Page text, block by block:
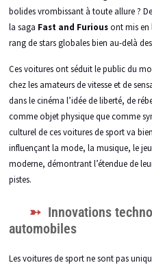
bolides vrombissant à toute allure ?
la saga Fast and Furiousont mis en
rang de stars globales bien au-delà
Ces voitures ont séduit le public du
chez les amateurs de vitesse et de
dans le cinéma l’idée de liberté, de
comme objet physique que comme
culturel de ces voitures de sport va
influençant la mode, la musique, le
moderne, démontrant l’étendue de
pistes.
Innovations
automobiles
Les voitures de sport ne sont pas